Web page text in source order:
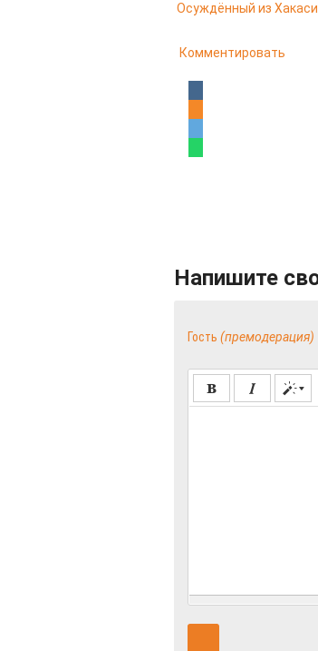
Осуждённый из
Комментировать
Напишите
Гость (премодерация)